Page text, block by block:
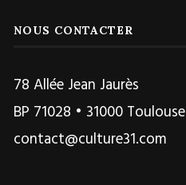
NOUS CONTACTER
78 Allée Jean Jaurès
BP 71028 • 31000 Toulouse
contact@culture31.com